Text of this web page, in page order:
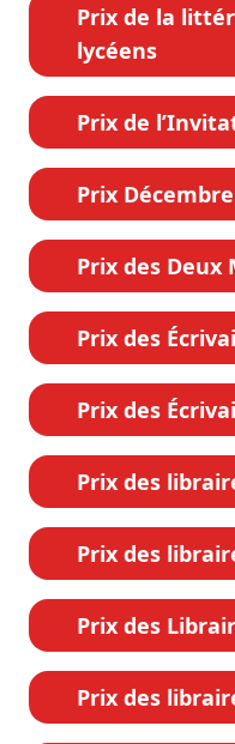
Prix de la
lycéens
Prix de
Prix Décembre
Prix des Deux
Prix des
Prix des
Prix des
Prix des
Prix des
Prix des